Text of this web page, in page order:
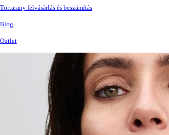
Törtarany felvásárlás és beszámítás
Blog
Outlet